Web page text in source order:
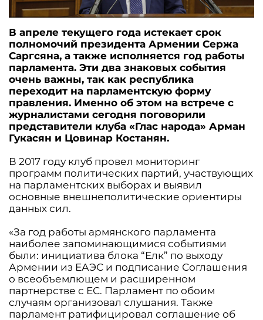
В апреле текущего года истекает срок
полномочий президента Армении Сержа
Саргсяна, а также исполняется год работы
парламента. Эти два знаковых события
очень важны, так как республика
переходит на парламентскую форму
правления. Именно об этом на встрече с
журналистами сегодня поговорили
представители клуба «Глас народа» Арман
Гукасян и Цовинар Костанян.
В 2017 году клуб провел мониторинг
программ политических партий, участвующих
на парламентских выборах и выявил
основные внешнеполитические ориентиры
данных сил.
«За год работы армянского парламента
наиболее запоминающимися событиями
были: инициатива блока “Елк” по выходу
Армении из ЕАЭС и подписание Соглашения
о всеобъемлющем и расширенном
партнерстве с ЕС. Парламент по обоим
случаям организовал слушания. Также
парламент ратифицировал соглашение об